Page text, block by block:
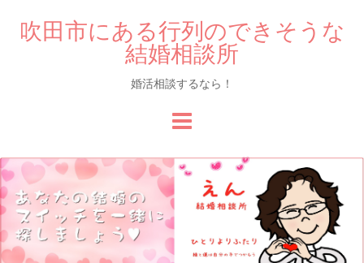
吹田市にある行列のできそうな
結婚相談所
婚活相談するなら！
to
content